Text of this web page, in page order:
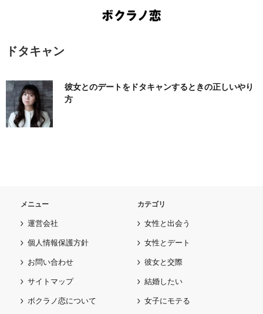
ドタキャン
彼女とのデートをドタキャンするときの正しいやり
方
メニュー
運営会社
個人情報保護方針
お問い合わせ
サイトマップ
ボクラノ恋について
カテゴリ
女性と出会う
女性とデート
彼女と交際
結婚したい
女子にモテる